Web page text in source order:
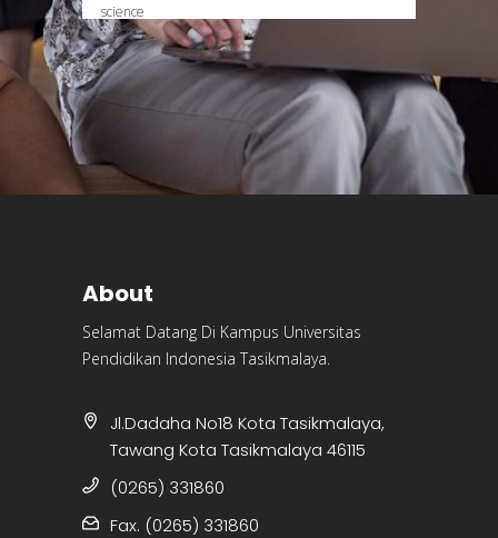
science
About
Selamat Datang Di Kampus Universitas
Pendidikan Indonesia Tasikmalaya.
Jl.Dadaha No18 Kota Tasikmalaya,
Tawang Kota Tasikmalaya 46115
(0265) 331860
Fax. (0265) 331860